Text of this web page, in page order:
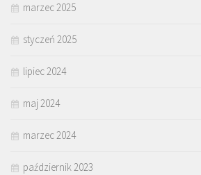
marzec 2025
styczeń 2025
lipiec 2024
maj 2024
marzec 2024
październik 2023